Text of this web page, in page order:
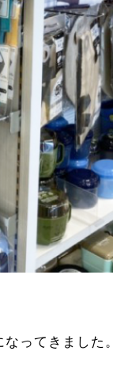
ってきました。